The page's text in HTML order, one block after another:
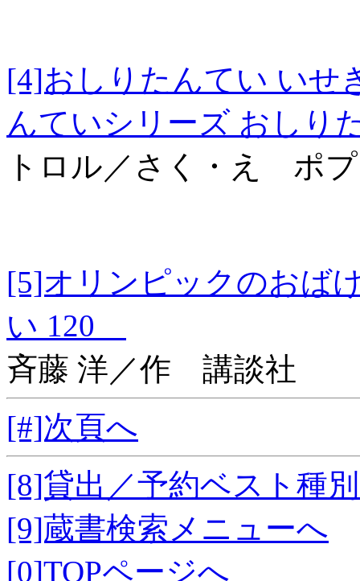
[4]おしりたんてい い
んていシリーズ おし
トロル／さく・え ポ
[5]オリンピックのお
い 120
斉藤 洋／作 講談社
[#]次頁へ
[8]貸出／予約ベスト種
[9]蔵書検索メニューへ
[0]TOPページへ